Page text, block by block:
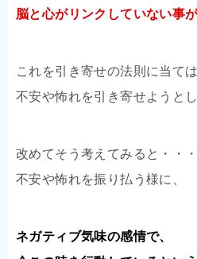
脳と心がリンクしていない事
これを引き寄せの法則に当ては
不安や怖れを引き寄せようと
改めてそう考えてみると・・・
不安や怖れを振り払う様に、
ネガティブ気味の感情で、